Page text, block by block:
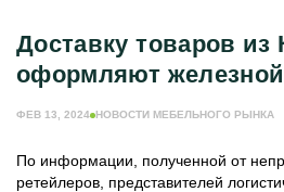
Доставку товаров из
оформляют железной
ФЕВ 13, 2024 НОВОСТИ МЕБЕЛЬНОГО РЫНКА
По информации, полученной от
ретейлеров, представителей